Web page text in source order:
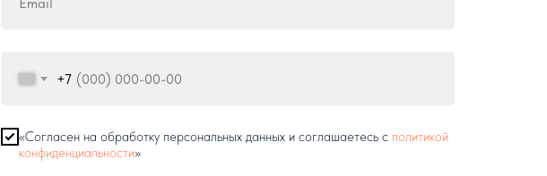
+7
«Согласен на обработку персональных данных и соглашаетесь c политикой
конфиденциальности»